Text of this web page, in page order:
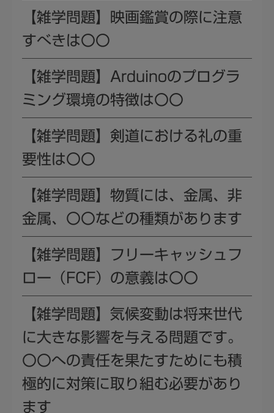
【雑学問題】映画鑑賞の際に注意
すべきは〇〇
【雑学問題】Arduinoのプログラ
ミング環境の特徴は〇〇
【雑学問題】剣道における礼の重
要性は〇〇
【雑学問題】物質には、金属、非
金属、〇〇などの種類があります
【雑学問題】フリーキャッシュフ
ロー（FCF）の意義は〇〇
【雑学問題】気候変動は将来世代
に大きな影響を与える問題です。
〇〇への責任を果たすためにも積
極的に対策に取り組む必要があり
ます